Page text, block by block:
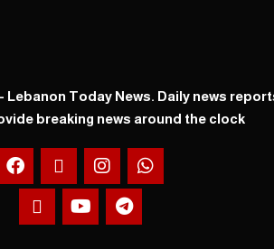
Lebanon Today News. Daily news
breaking news around the clock